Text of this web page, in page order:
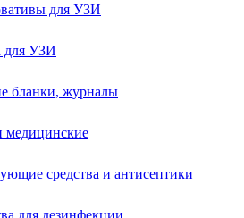
для УЗИ
для УЗИ
бланки, журналы
медицинские
средства и антисептики
для дезинфекции